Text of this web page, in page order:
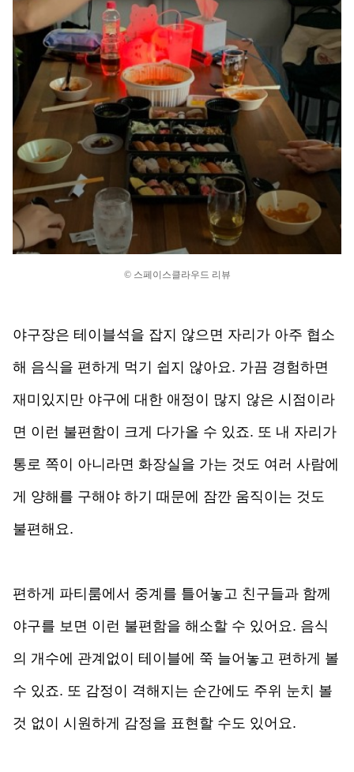
© 스페이스클라우드 리뷰
야구장은 테이블석을 잡지 않으면 자리가 아주 협소
해 음식을 편하게 먹기 쉽지 않아요. 가끔 경험하면
재미있지만 야구에 대한 애정이 많지 않은 시점이라
면 이런 불편함이 크게 다가올 수 있죠. 또 내 자리가
통로 쪽이 아니라면 화장실을 가는 것도 여러 사람에
게 양해를 구해야 하기 때문에 잠깐 움직이는 것도
불편해요.
편하게 파티룸에서 중계를 틀어놓고 친구들과 함께
야구를 보면 이런 불편함을 해소할 수 있어요. 음식
의 개수에 관계없이 테이블에 쭉 늘어놓고 편하게 볼
수 있죠. 또 감정이 격해지는 순간에도 주위 눈치 볼
것 없이 시원하게 감정을 표현할 수도 있어요.